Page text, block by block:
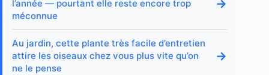
l’année — pourtant elle reste encore trop
méconnue
→
Au jardin, cette plante très facile d’entretien
attire les oiseaux chez vous plus vite qu’on
ne le pense
→